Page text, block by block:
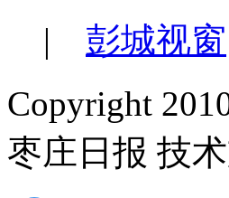
| 彭城视窗
Copyright
枣庄日报 技